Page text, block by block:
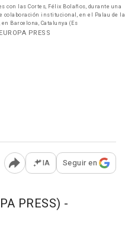
con las Cortes, Félix Bolaños, durante una
colaboración institucional, en el Palau de la
Barcelona, Catalunya (Es
PRESS
Abrir opciones para
IA Seguir en
PRESS) -